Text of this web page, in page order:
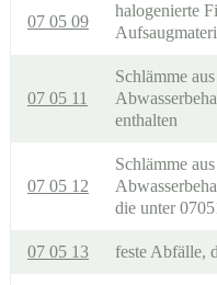
07 05 09
halogenierte
07 05 11
Schlämme
enthalten
07 05 12
Schlämme
die unter
07 05 13 feste Abfälle,